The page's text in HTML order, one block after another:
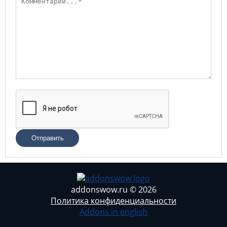
Отправить
addonswow.ru © 2026
Политика конфиденциальности
Addons in english